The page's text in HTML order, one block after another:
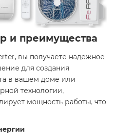
и преимущества
вы получаете надежное
для создания
в вашем доме или
технологии,
мощность работы, что